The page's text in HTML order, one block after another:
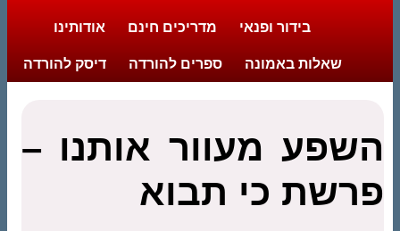
בידור ופנאי מדריכים חינם אודותינו
שאלות באמונה ספרים להורדה דיסק להורדה
השפע מעוור אותנו –
פרשת כי תבוא